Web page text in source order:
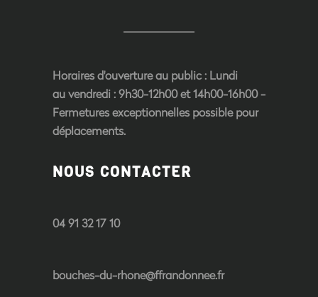
Horaires d'ouverture au public: Lundi
au vendredi : 9h30-12h00 et 14h00-16h00 -
Fermetures exceptionnelles possible pour
déplacements.
NOUS CONTACTER
04 91 32 17 10
bouches-du-rhone@ffrandonnee.fr